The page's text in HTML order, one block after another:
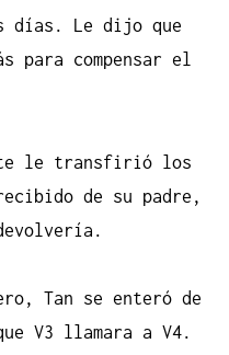
días. Le dijo que
para compensar el
le transfirió los
de su padre,
Tan se enteró de
V3 llamara a V4.